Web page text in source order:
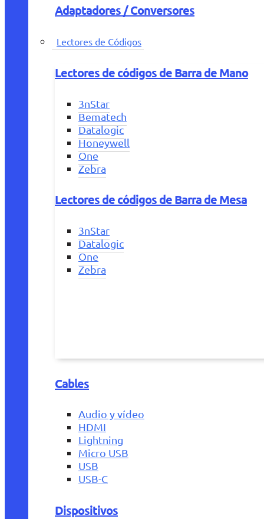
Adaptadores / Conversores
Lectores de Códigos
Lectores de códigos de Barra de Mano
3nStar
Bematech
Datalogic
Honeywell
One
Zebra
Lectores de códigos de Barra de Mesa
3nStar
Datalogic
One
Zebra
Cables
Audio y vídeo
HDMI
Lightning
Micro USB
USB
USB-C
Dispositivos